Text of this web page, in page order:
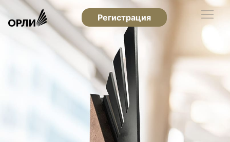
Регистрация